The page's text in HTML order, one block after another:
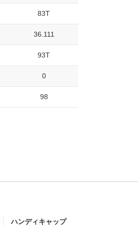
83T
36.111
93T
0
98
ハンディキャップ